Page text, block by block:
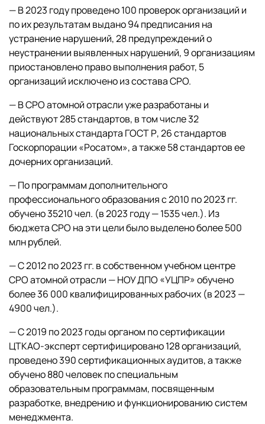
— В 2023 году проведено 100 проверок организаций и
по их результатам выдано 94 предписания на
устранение нарушений, 28 предупреждений о
неустранении выявленных нарушений, 9 организациям
приостановлено право выполнения работ, 5
организаций исключено из состава СРО.
— В СРО атомной отрасли уже разработаны и
действуют 285 стандартов, в том числе 32
национальных стандарта ГОСТ Р, 26 стандартов
Госкорпорации «Росатом», а также 58 стандартов ее
дочерних организаций.
— По программам дополнительного
профессионального образования с 2010 по 2023 гг.
обучено 35210 чел. (в 2023 году — 1535 чел.). Из
бюджета СРО на эти цели было выделено более 500
млн рублей.
— С 2012 по 2023 гг. в собственном учебном центре
СРО атомной отрасли — НОУ ДПО «УЦПР» обучено
более 36 000 квалифицированных рабочих (в 2023 —
4900 чел.).
— С 2019 по 2023 годы органом по сертификации
ЦТКАО-эксперт сертифицировано 128 организаций,
проведено 390 сертификационных аудитов, а также
обучено 880 человек по специальным
образовательным программам, посвященным
разработке, внедрению и функционированию систем
менеджмента.